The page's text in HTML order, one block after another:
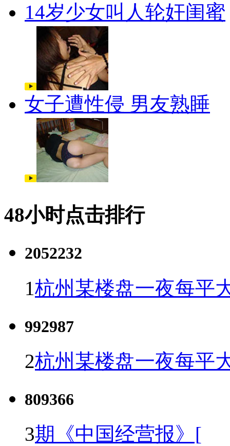
14岁少女叫人轮奸闺蜜
女子遭性侵 男友熟睡
48小时点击排行
2052232
1杭州某楼盘一夜每平
992987
2杭州某楼盘一夜每平
809366
3期《中国经营报》[